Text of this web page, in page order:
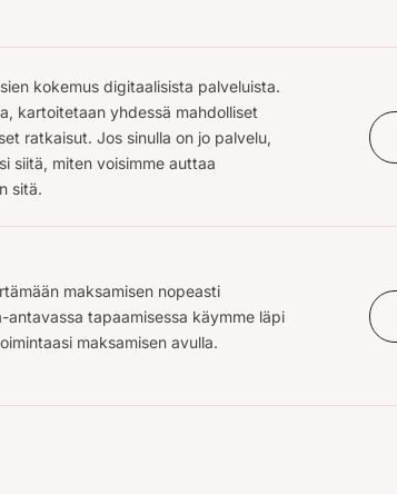
kokemus digitaalisista palveluista.
kartoitetaan yhdessä mahdolliset
ratkaisut. Jos sinulla on jo palvelu,
siitä, miten voisimme auttaa
sitä.
maksamisen nopeasti
tapaamisessa käymme läpi
maksamisen avulla.